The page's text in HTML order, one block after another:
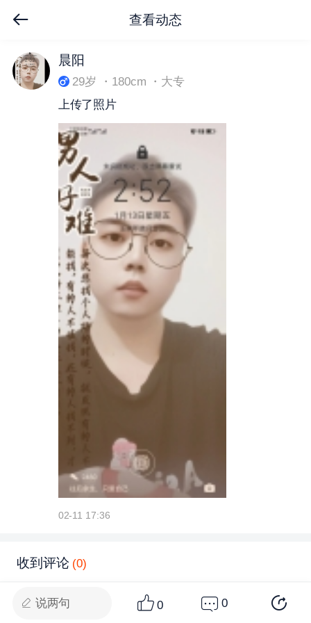
查看动态
下拉刷新
晨阳
29岁 ・180cm ・大专
上传了照片
02-11 17:36
收到评论 (0)
说两句 0 0